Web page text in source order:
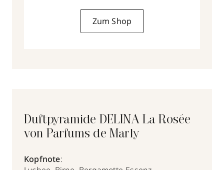
Zum Shop
Duftpyramide DELINA La Rosée
von Parfums de Marly
Kopfnote: